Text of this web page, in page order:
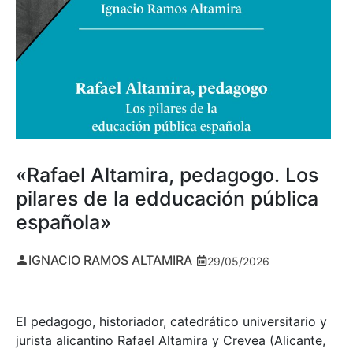
«Rafael Altamira, pedagogo. Los
pilares de la edducación pública
española»
IGNACIO RAMOS ALTAMIRA 29/05/2026
El pedagogo, historiador, catedrático universitario y
jurista alicantino Rafael Altamira y Crevea (Alicante,